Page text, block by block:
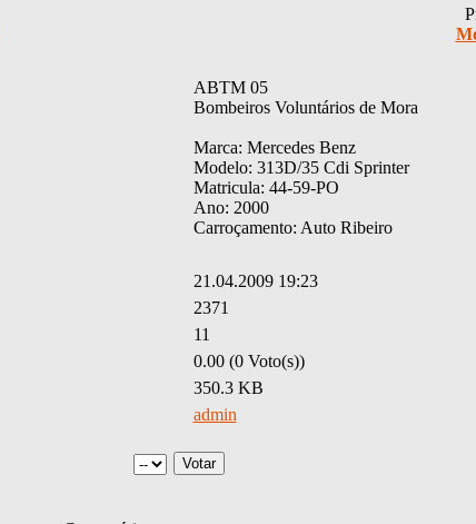
ABTM 05
Bombeiros Voluntários de Mora
Marca: Mercedes Benz
Modelo: 313D/35 Cdi Sprinter
Matricula: 44-59-PO
Ano: 2000
Carroçamento: Auto Ribeiro
21.04.2009 19:23
2371
11
0.00 (0 Voto(s))
350.3 KB
admin